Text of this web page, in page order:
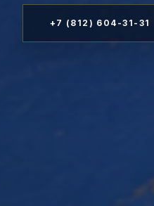
+7 (812) 604-31-31